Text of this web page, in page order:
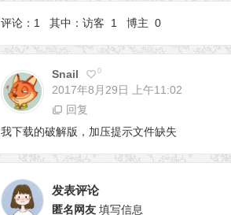
评论：1 其中：访客 1 博主 0
Snail 0
2017年8月29日
上午11:02
回复
我下载的破解版，加压提示文件缺失
发表评论
匿名网友 填写信息